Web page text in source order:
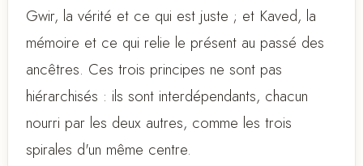
Gwir, la vérité et ce qui est juste ; et Kaved, la
mémoire et ce qui relie le présent au passé des
ancêtres. Ces trois principes ne sont pas
hiérarchisés : ils sont interdépendants, chacun
nourri par les deux autres, comme les trois
spirales d'un même centre.